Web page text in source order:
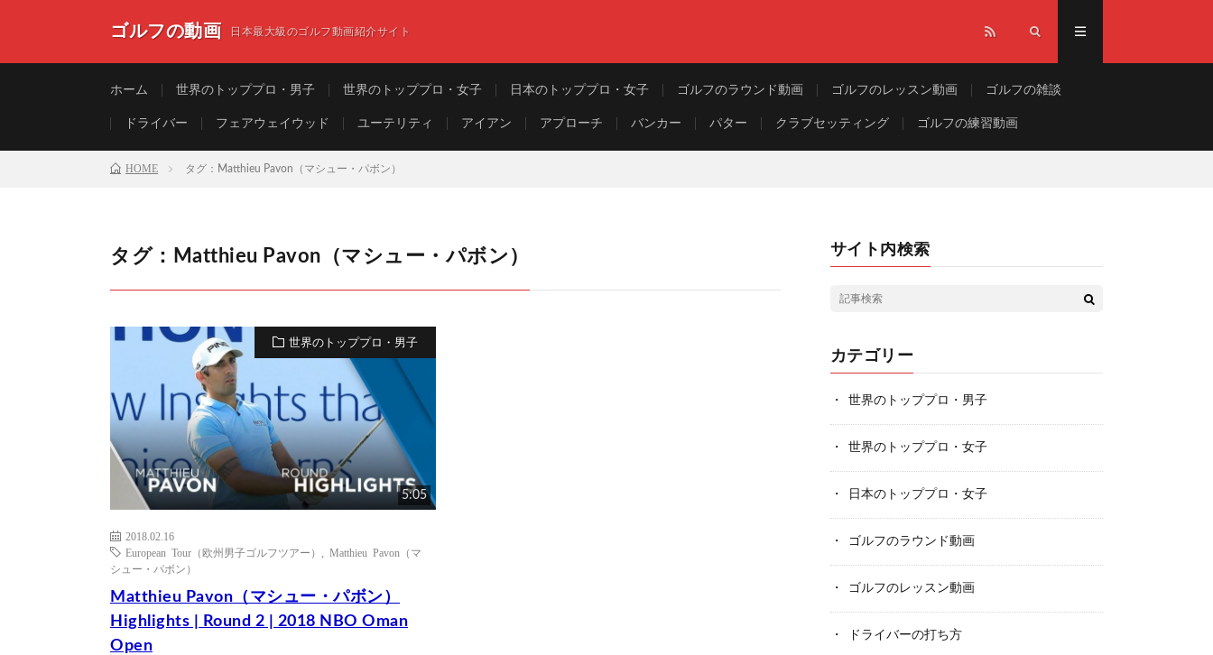
ゴルフの動画 日本最大級のゴルフ動画紹介サイト
ホーム 世界のトッププロ・男子 世界のトッププロ・女子 日本のトッププロ・女子 ゴルフのラウンド動画 ゴルフのレッスン動画 ゴルフの雑談
ドライバー フェアウェイウッド ユーテリティ アイアン アプローチ バンカー パター クラブセッティング ゴルフの練習動画
HOME タグ：Matthieu Pavon（マシュー・パボン）
タグ：Matthieu Pavon（マシュー・パボン）
世界のトッププロ・男子
5:05
2018.02.16
European Tour（欧州男子ゴルフツアー）
Matthieu Pavon（マ
シュー・パボン）
Matthieu Pavon（マシュー・パボン）
Highlights | Round 2 | 2018 NBO Oman
Open
サイト内検索
カテゴリー
世界のトッププロ・男子
世界のトッププロ・女子
日本のトッププロ・女子
ゴルフのラウンド動画
ゴルフのレッスン動画
ドライバーの打ち方